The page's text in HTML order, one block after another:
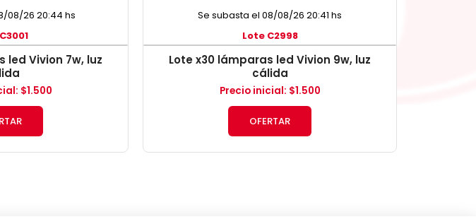
08/26 20:44 hs
led Vivion 7w, luz
: $1.500
Se subasta el 08/08/26 20:41 hs
Lote C2998
Lote x30 lámparas led Vivion 9w, luz
cálida
Precio inicial: $1.500
OFERTAR